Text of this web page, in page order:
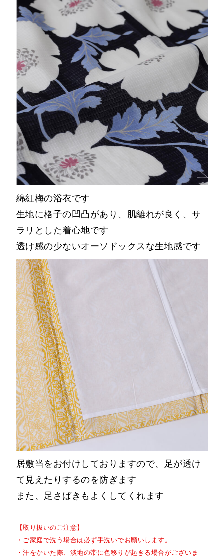
綿紅梅の浴衣です
生地に格子の凹凸があり、肌離れが良く、サ
ラリとした着心地です
透け感の少ないオーソドックスな生地感です
居敷当をお付けしておりますので、足が透け
て見えたりするのを防ぎます
また、足さばきもよくしてくれます
【取り扱いのご注意】
・ご家庭で洗う場合は必ず手洗いでお願いします。
・汗をかいた際、淡地の帯に色移りが起きる場合がございま